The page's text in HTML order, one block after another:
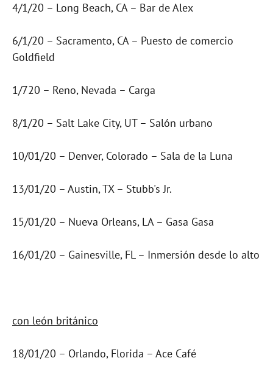
4/1/20 – Long Beach, CA – Bar de Alex
6/1/20 – Sacramento, CA – Puesto de comercio
Goldfield
1/720 – Reno, Nevada – Carga
8/1/20 – Salt Lake City, UT – Salón urbano
10/01/20 – Denver, Colorado – Sala de la Luna
13/01/20 – Austin, TX – Stubb's Jr.
15/01/20 – Nueva Orleans, LA – Gasa Gasa
16/01/20 – Gainesville, FL – Inmersión desde lo alto
con león británico
18/01/20 – Orlando, Florida – Ace Café